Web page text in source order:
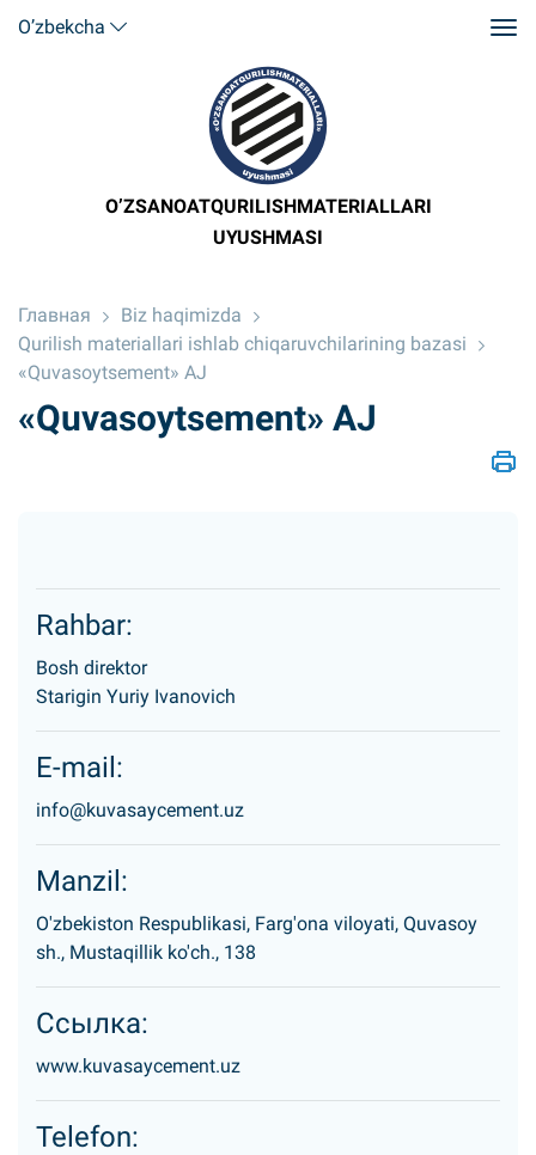
O’zbekcha
O’ZSANOATQURILISHMATERIALLARI
UYUSHMASI
Главная
Biz haqimizda
Qurilish materiallari ishlab chiqaruvchilarining bazasi
«Quvasoytsement» AJ
«Quvasoytsement» AJ
Rahbar:
Bosh direktor
Starigin Yuriy Ivanovich
E-mail:
info@kuvasaycement.uz
Manzil:
O'zbekiston Respublikasi, Farg'ona viloyati, Quvasoy
sh., Mustaqillik ko'ch., 138
Ссылка:
www.kuvasaycement.uz
Telefon: